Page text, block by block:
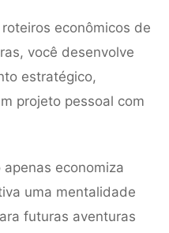
econômicos de
você desenvolve
estratégico,
projeto pessoal com
economiza
uma mentalidade
futuras aventuras